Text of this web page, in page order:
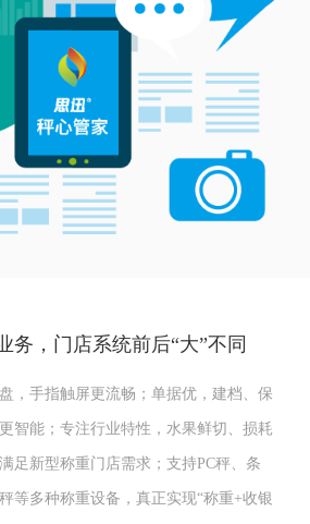
务，门店系统前后“大”不同
，手指触屏更流畅；单据优，建档、保
智能；专注行业特性，水果鲜切、损耗
足新型称重门店需求；支持PC秤、条
等多种称重设备，真正实现“称重+收银